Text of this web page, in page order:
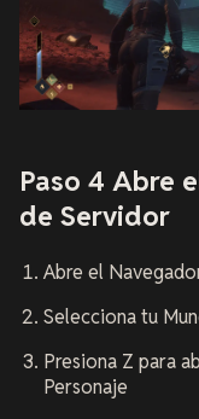
Paso 4 Abre
de Servidor
Abre el
Selecciona tu
Presiona Z para
Personaje